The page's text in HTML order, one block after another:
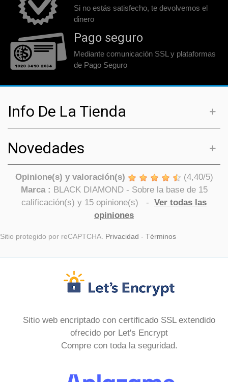
Si no estás satisfecho, te devolvemos el
dinero
Pago seguro
Mediante comunicación SSL y plataformas
de Pago Seguro
Info De La Tienda
Novedades
Opinione(s) y valoración(s) (4,40/5)
Marca : BLACK DIAMOND- Sobre la base de 15
calificación(s) y 15 opinione(s) - Ver todas las
opiniones
Sitio protegido por reCAPTCHA. Privacidad - Términos
Sitio web encriptado con certificado SSL extendido
ofrecido por Let's Encrypt
Compre con toda la seguridad.